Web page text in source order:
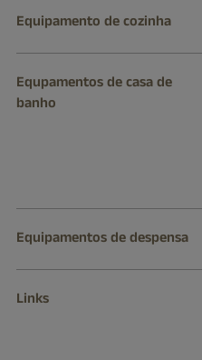
Equipamento de cozinha
Equpamentos de casa de
banho
Equipamentos de despensa
Links